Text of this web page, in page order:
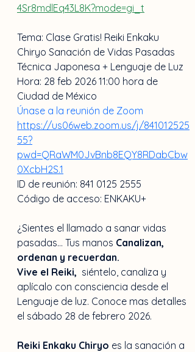
4Sr8mdlEq43L8K?mode=gi_t
Tema: Clase Gratis! Reiki Enkaku
Chiryo Sanación de Vidas Pasadas
Técnica Japonesa + Lenguaje de Luz
Hora: 28 feb 2026 11:00 hora de
Ciudad de México
Únase a la reunión de Zoom
https://us06web.zoom.us/j/841012525
55?
pwd=QRaWM0JvBnb8EQY8RDabCbw
0XcbH2S.1
ID de reunión: 841 0125 2555
Código de acceso: ENKAKU+
¿Sientes el llamado a sanar vidas
pasadas… Tus manos Canalizan,
ordenan y recuerdan.
Vive el Reiki, siéntelo, canaliza y
aplícalo con consciencia desde el
Lenguaje de luz. Conoce mas detalles
el sábado 28 de febrero 2026.
Reiki Enkaku Chiryo es la sanación a